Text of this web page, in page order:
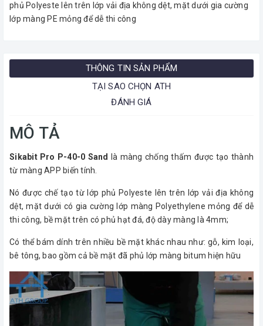
phủ Polyeste lên trên lớp vải địa không dệt, mặt dưới gia cường
lớp màng PE mỏng để dễ thi công
THÔNG TIN SẢN PHẨM
TẠI SAO CHỌN ATH
ĐÁNH GIÁ
MÔ TẢ
Sikabit Pro P-40-0 Sand
là màng chống thấm được tạo thành
từ màng APP biến tính.
Nó được chế tạo từ lớp phủ Polyeste lên trên lớp vải địa không
dệt, mặt dưới có gia cường lớp màng Polyethylene mỏng để dễ
thi công, bề mặt trên có phủ hạt đá, độ dày màng là 4mm;
Có thể bám dính trên nhiều bề mặt khác nhau như: gỗ, kim loại,
bê tông, bao gồm cả bề mặt đã phủ lớp màng bitum hiện hữu